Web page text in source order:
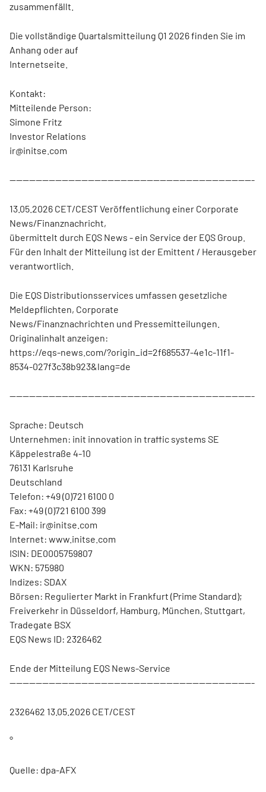
zusammenfällt.
Die vollständige Quartalsmitteilung Q1 2026 finden Sie im
Anhang oder auf
Internetseite.
Kontakt:
Mitteilende Person:
Simone Fritz
Investor Relations
ir@initse.com
---------------------------------------------------------------------------
13.05.2026 CET/CEST Veröffentlichung einer Corporate
News/Finanznachricht,
übermittelt durch EQS News - ein Service der EQS Group.
Für den Inhalt der Mitteilung ist der Emittent / Herausgeber
verantwortlich.
Die EQS Distributionsservices umfassen gesetzliche
Meldepflichten, Corporate
News/Finanznachrichten und Pressemitteilungen.
Originalinhalt anzeigen:
https://eqs-news.com/?origin_id=2f685537-4e1c-11f1-
8534-027f3c38b923&lang=de
---------------------------------------------------------------------------
Sprache: Deutsch
Unternehmen: init innovation in traffic systems SE
Käppelestraße 4-10
76131 Karlsruhe
Deutschland
Telefon: +49 (0)721 6100 0
Fax: +49 (0)721 6100 399
E-Mail: ir@initse.com
Internet: www.initse.com
ISIN: DE0005759807
WKN: 575980
Indizes: SDAX
Börsen: Regulierter Markt in Frankfurt (Prime Standard);
Freiverkehr in Düsseldorf, Hamburg, München, Stuttgart,
Tradegate BSX
EQS News ID: 2326462
Ende der Mitteilung EQS News-Service
---------------------------------------------------------------------------
2326462 13.05.2026 CET/CEST
°
Quelle: dpa-AFX